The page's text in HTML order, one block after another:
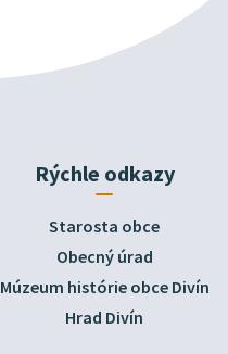
Rýchle odkazy
Starosta obce
Obecný úrad
Múzeum histórie obce Divín
Hrad Divín